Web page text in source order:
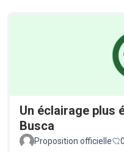
Un éclairage plus
Busca
Proposition officielle 0